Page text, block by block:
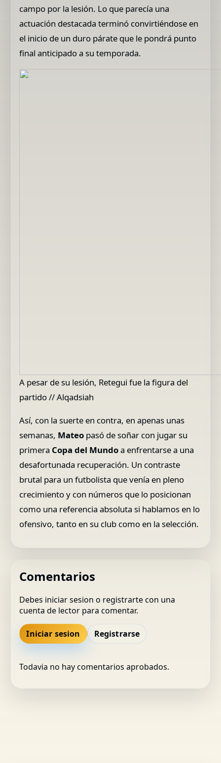
campo por la lesión. Lo que parecía una
actuación destacada terminó convirtiéndose en
el inicio de un duro párate que le pondrá punto
final anticipado a su temporada.
A pesar de su lesión, Retegui fue la figura del
partido // Alqadsiah
Así, con la suerte en contra, en apenas unas
semanas, Mateo pasó de soñar con jugar su
primera Copa del Mundoa enfrentarse a una
desafortunada recuperación. Un contraste
brutal para un futbolista que venía en pleno
crecimiento y con números que lo posicionan
como una referencia absoluta si hablamos en lo
ofensivo, tanto en su club como en la selección.
Comentarios
Debes iniciar sesion o registrarte con una
cuenta de lector para comentar.
Iniciar sesion Registrarse
Todavia no hay comentarios aprobados.